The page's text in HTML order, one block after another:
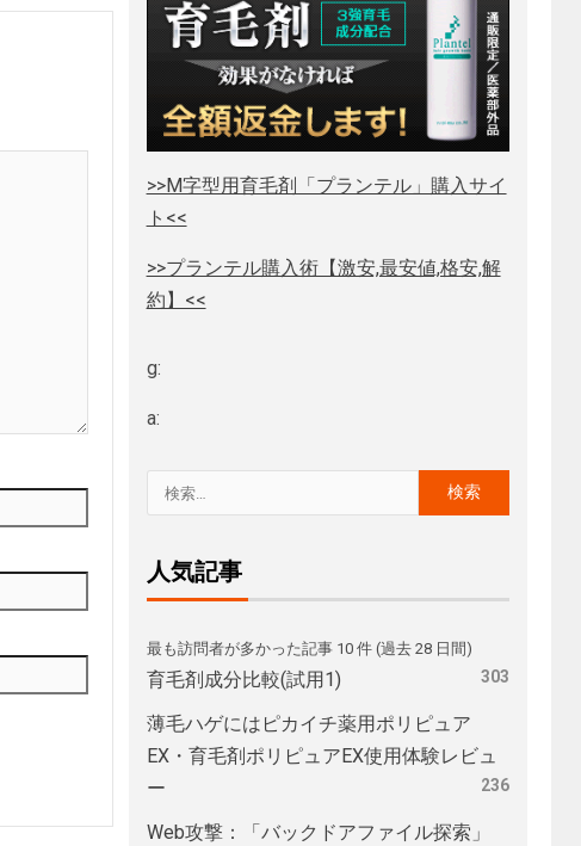
>>M字型用育毛剤「プランテル」購入サイ
ト<<
>>プランテル購入術【激安,最安値,格安,解
約】<<
g:
a:
人気記事
最も訪問者が多かった記事 10 件 (過去 28 日間)
育毛剤成分比較(試用1) 303
薄毛ハゲにはピカイチ薬用ポリピュア
EX・育毛剤ポリピュアEX使用体験レビュ
ー
236
Web攻撃：「バックドアファイル探索」